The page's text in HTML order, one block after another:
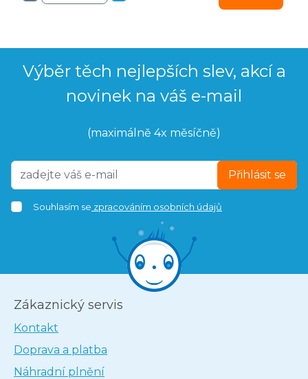
Výběr těch nejlepších slev, akcí a
novinek na váš e-mail
(maximálně 4x měsíčně)
Přihlásit se
Souhlasím se zpracováním osobních údajů
Zákaznický servis
Kontakt
Doprava a platba
Náhradní plnění